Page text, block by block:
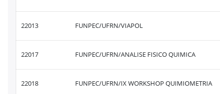
22013 FUNPEC/UFRN/VIAPOL
22017 FUNPEC/UFRN/ANALISE FISICO QUIMICA
22018 FUNPEC/UFRN/IX WORKSHOP QUIMIOMETRIA